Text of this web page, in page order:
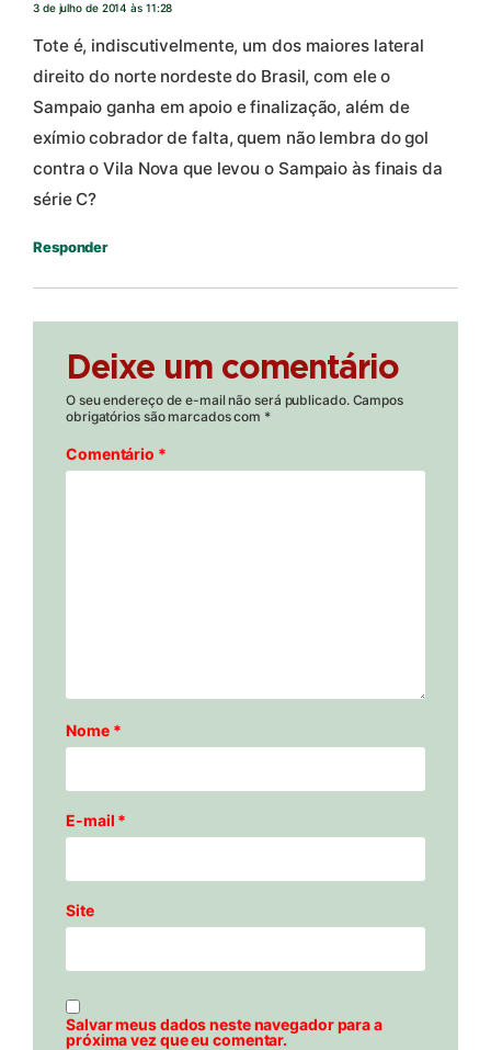
3 de julho de 2014 às 11:28
Tote é, indiscutivelmente, um dos maiores lateral
direito do norte nordeste do Brasil, com ele o
Sampaio ganha em apoio e finalização, além de
exímio cobrador de falta, quem não lembra do gol
contra o Vila Nova que levou o Sampaio às finais da
série C?
Responder
Deixe um comentário
O seu endereço de e-mail não será publicado. Campos
obrigatórios são marcados com *
Comentário *
Nome *
E-mail *
Site
Salvar meus dados neste navegador para a
próxima vez que eu comentar.